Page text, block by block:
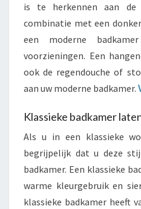
is te herkennen aan de
combinatie met een
een moderne
voorzieningen. Een
ook de regendouche of
aan uw moderne badkamer.
Klassieke badkamer
Als u in een klassieke
begrijpelijk dat u deze
badkamer. Een klassieke
warme kleurgebruik en
klassieke badkamer heeft